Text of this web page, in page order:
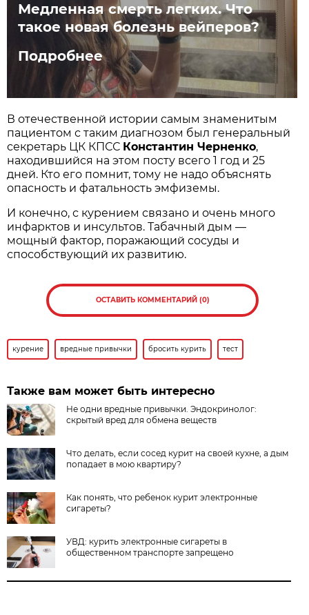
Медленная смерть легких. Что
такое новая болезнь вейперов?
Подробнее
В отечественной истории самым знаменитым
пациентом с таким диагнозом был генеральный
секретарь ЦК КПСС Константин Черненко,
находившийся на этом посту всего 1 год и 25
дней. Кто его помнит, тому не надо объяснять
опасность и фатальность эмфиземы.
И конечно, с курением связано и очень много
инфарктов и инсультов. Табачный дым —
мощный фактор, поражающий сосуды и
способствующий их развитию.
ОСТАВИТЬ КОММЕНТАРИЙ (0)
курение вредные привычки бросить курить тест
Также вам может быть интересно
Не одни вредные привычки. Эндокринолог:
скрытый вред для обмена веществ
Что делать, если сосед курит на своей кухне, а дым
попадает в мою квартиру?
Как понять, что ребенок курит электронные
сигареты?
УВД: курить электронные сигареты в
общественном транспорте запрещено